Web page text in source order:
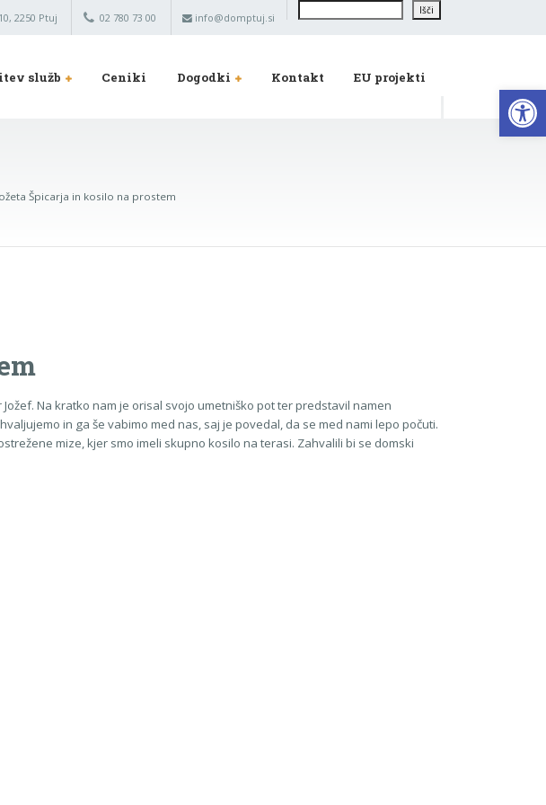
2250 Ptuj 02 780 73 00 info@domptuj.si
Išči
služb Ceniki Dogodki Kontakt EU projekti
Špicarja in kosilo na prostem
Na kratko nam je orisal svojo umetniško pot ter predstavil namen
in ga še vabimo med nas, saj je povedal, da se med nami lepo počuti.
mize, kjer smo imeli skupno kosilo na terasi. Zahvalili bi se domski